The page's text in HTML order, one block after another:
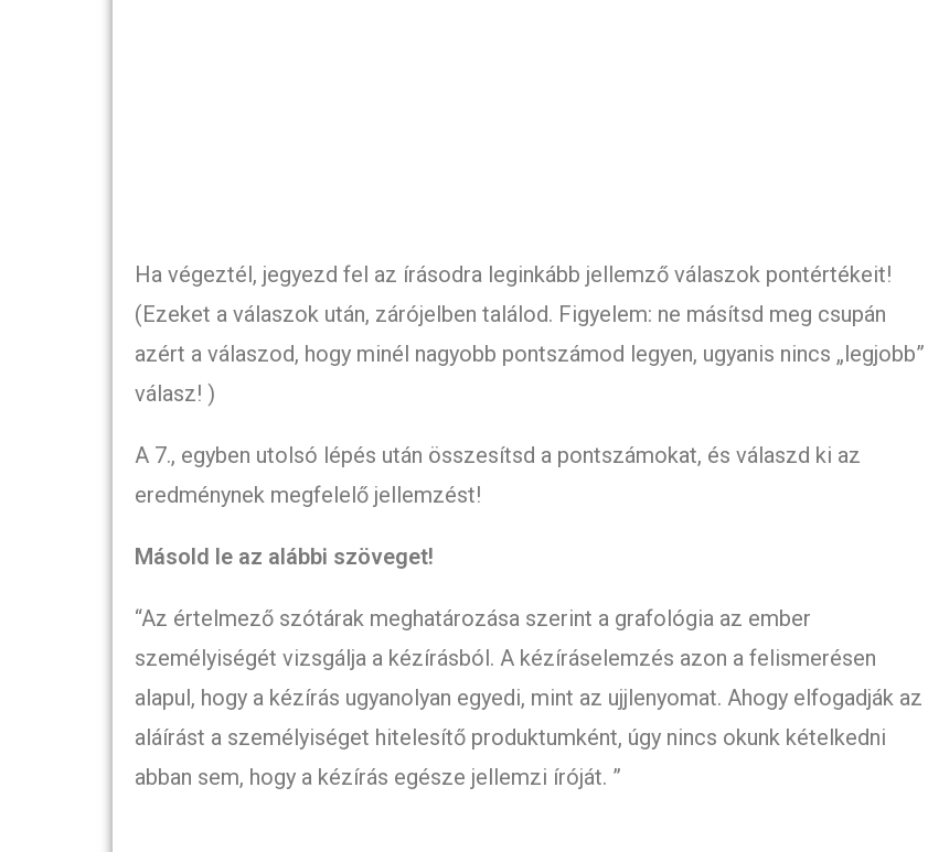
Ha végeztél, jegyezd fel az írásodra leginkább jellemző válaszok pontértékeit!
(Ezeket a válaszok után, zárójelben találod. Figyelem: ne másítsd meg csupán
azért a válaszod, hogy minél nagyobb pontszámod legyen, ugyanis nincs „legjobb”
válasz! )
A 7., egyben utolsó lépés után összesítsd a pontszámokat, és válaszd ki az
eredménynek megfelelő jellemzést!
Másold le az alábbi szöveget!
“Az értelmező szótárak meghatározása szerint a grafológia az ember
személyiségét vizsgálja a kézírásból. A kézíráselemzés azon a felismerésen
alapul, hogy a kézírás ugyanolyan egyedi, mint az ujjlenyomat. Ahogy elfogadják az
aláírást a személyiséget hitelesítő produktumként, úgy nincs okunk kételkedni
abban sem, hogy a kézírás egésze jellemzi íróját. ”